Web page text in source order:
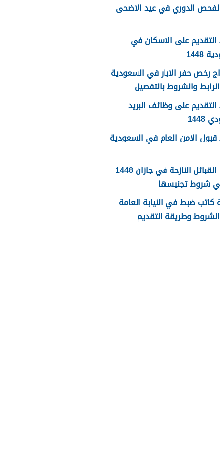
الدوري في عيد الاضحى
على الاسكان في
1448
رخص حفر الابار في السعودية
على وظائف البريد
1448
الامن العام في السعودية
اسماء القبائل النازحة في جازان 1448
شروط تجنيسها
ضبط في النيابة العامة